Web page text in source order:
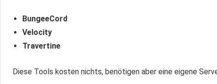
BungeeCord
Velocity
Travertine
Diese Tools kosten nichts, benötigen aber eine eigene